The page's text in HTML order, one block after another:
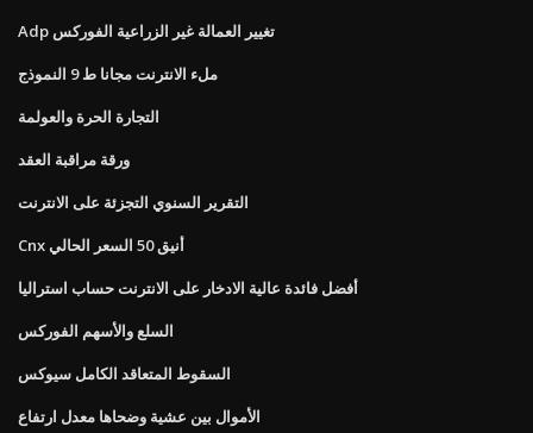
Adp تغيير العمالة غير الزراعية الفوركس
ملء الانترنت مجانا ط 9 النموذج
التجارة الحرة والعولمة
ورقة مراقبة العقد
التقرير السنوي التجزئة على الانترنت
Cnx أنيق 50 السعر الحالي
أفضل فائدة عالية الادخار على الانترنت حساب استراليا
السلع والأسهم الفوركس
السقوط المتعاقد الكامل سيوكس
الأموال بين عشية وضحاها معدل ارتفاع